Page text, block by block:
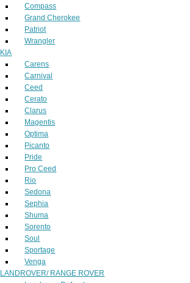
Compass
Grand Cherokee
Patriot
Wrangler
KIA
Carens
Carnival
Ceed
Cerato
Clarus
Magentis
Optima
Picanto
Pride
Pro Ceed
Rio
Sedona
Sephia
Shuma
Sorento
Soul
Sportage
Venga
LANDROVER/ RANGE ROVER